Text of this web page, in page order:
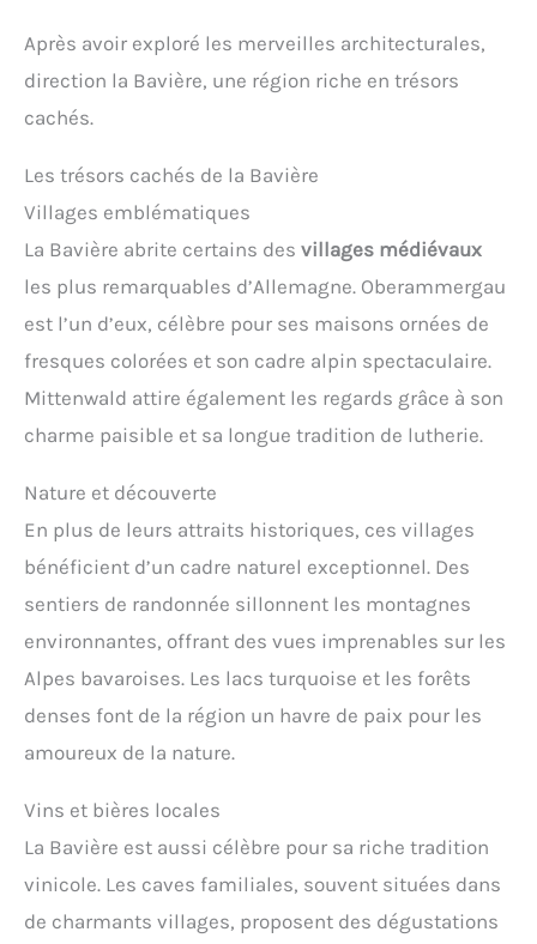
Après avoir exploré les merveilles architecturales,
direction la Bavière, une région riche en trésors
cachés.
Les trésors cachés de la Bavière
Villages emblématiques
La Bavière abrite certains des villages médiévaux
les plus remarquables d’Allemagne. Oberammergau
est l’un d’eux, célèbre pour ses maisons ornées de
fresques colorées et son cadre alpin spectaculaire.
Mittenwald attire également les regards grâce à son
charme paisible et sa longue tradition de lutherie.
Nature et découverte
En plus de leurs attraits historiques, ces villages
bénéficient d’un cadre naturel exceptionnel. Des
sentiers de randonnée sillonnent les montagnes
environnantes, offrant des vues imprenables sur les
Alpes bavaroises. Les lacs turquoise et les forêts
denses font de la région un havre de paix pour les
amoureux de la nature.
Vins et bières locales
La Bavière est aussi célèbre pour sa riche tradition
vinicole. Les caves familiales, souvent situées dans
de charmants villages, proposent des dégustations